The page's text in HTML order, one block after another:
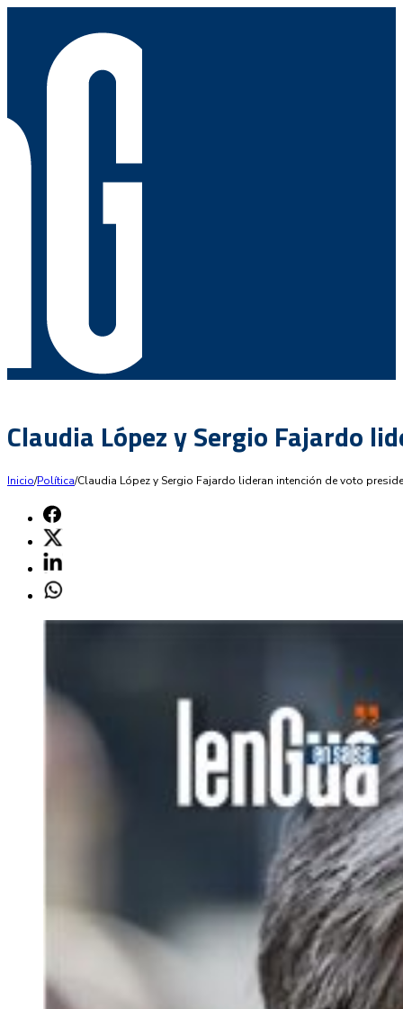
Claudia López y Sergio Fajardo
Inicio/Política/Claudia López y Sergio Fajardo lideran intención de voto